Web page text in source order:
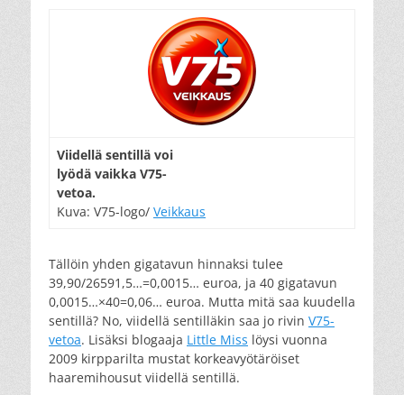
Viidellä sentillä voi
lyödä vaikka V75-
vetoa.
Kuva: V75-logo/ Veikkaus
Tällöin yhden gigatavun hinnaksi tulee
39,90/26591,5…=0,0015… euroa, ja 40 gigatavun
0,0015…×40=0,06… euroa. Mutta mitä saa kuudella
sentillä? No, viidellä sentilläkin saa jo rivin V75-
vetoa. Lisäksi blogaaja Little Miss löysi vuonna
2009 kirpparilta mustat korkeavyötäröiset
haaremihousut viidellä sentillä.